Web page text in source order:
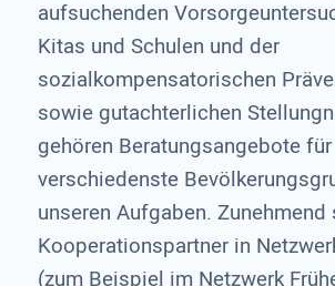
aufsuchenden
Kitas und Schulen und der
sozialkompensatorischen
sowie gutachterlichen
gehören Beratungsangebote für
verschiedenste
unseren Aufgaben.
Kooperationspartner in
(zum Beispiel im Netzwerk